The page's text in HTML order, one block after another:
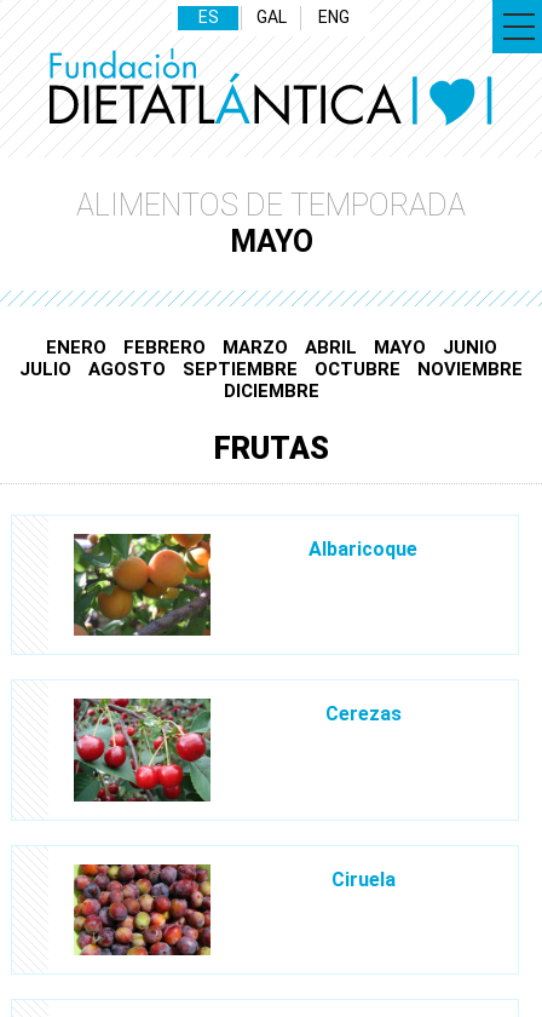
ES GAL ENG
ALIMENTOS DE TEMPORADA
MAYO
ENERO FEBRERO MARZO ABRIL MAYO
JUNIO
JULIO
AGOSTO SEPTIEMBRE OCTUBRE
NOVIEMBRE
DICIEMBRE
FRUTAS
Albaricoque
Cerezas
Ciruela